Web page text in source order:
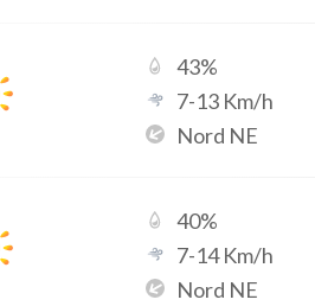
43%
7-13 Km/h
Nord NE
40%
7-14Km/h
Nord NE